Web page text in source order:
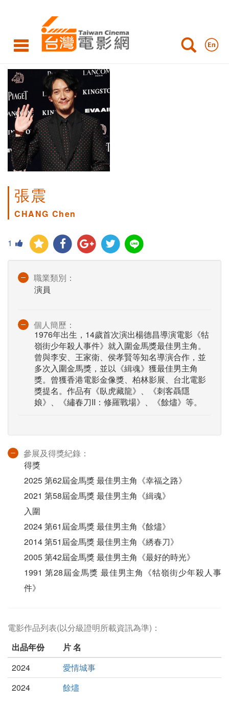
張震
CHANG Chen
1
職業類別：
演員
個人簡歷：
1976年出生，14歲首次演出楊德昌導演電影《牯
嶺街少年殺人事件》就入圍金馬獎最佳男主角。
曾與李安、王家衛、侯孝賢等知名導演合作，並
多次入圍金馬獎，並以《緝魂》獲最佳男主角
獎。曾獲香港電影金像獎、柏林影展、台北電影
獎提名。作品有《臥虎藏龍》、《刺客聶隱
娘》、《繡春刀II：修羅戰場》、《餘燼》等。
參展及得獎紀錄：
得獎
2025 第62屆金馬獎 最佳男主角《幸福之路》
2021 第58屆金馬獎 最佳男主角《緝魂》
入圍
2024 第61屆金馬獎 最佳男主角《餘燼》
2014 第51屆金馬獎 最佳男主角《綉春刀》
2005 第42屆金馬獎 最佳男主角《最好的時光》
1991 第28屆金馬獎 最佳男主角《牯嶺街少年殺人事
件》
電影作品列表(以分級證明所載資訊為準)：
出品年份
片 名
2024
愛情城事
2024
餘燼